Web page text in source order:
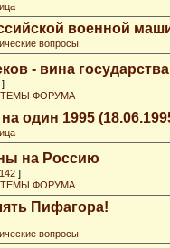
военной
вопросы
- вина государства
]
ФОРУМА
один 1995
на Россию
142 ]
ФОРУМА
Пифагора!
вопросы